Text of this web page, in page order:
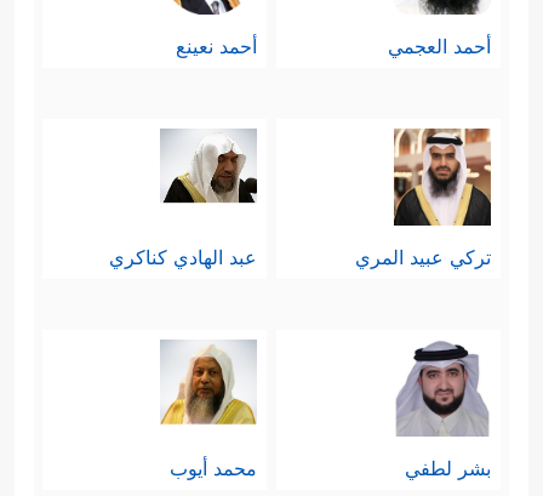
أحمد العجمي أحمد نعينع
تركي عبيد المري عبد الهادي كناكري
بشر لطفي محمد أيوب